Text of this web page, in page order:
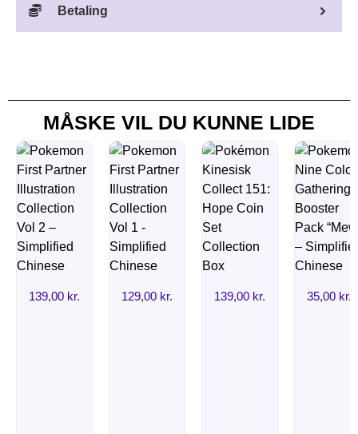
Betaling
MÅSKE VIL DU KUNNE LIDE
139,00 kr. 129,00 kr. 139,00 kr. 35,00 kr.